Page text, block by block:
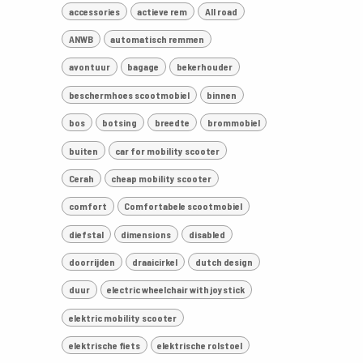
accessories actieve rem All road
ANWB automatisch remmen
avontuur bagage bekerhouder
beschermhoes scootmobiel binnen
bos botsing breedte brommobiel
buiten car for mobility scooter
Cerah cheap mobility scooter
comfort Comfortabele scootmobiel
diefstal dimensions disabled
doorrijden draaicirkel dutch design
duur electric wheelchair with joystick
elektric mobility scooter
elektrische fiets elektrische rolstoel